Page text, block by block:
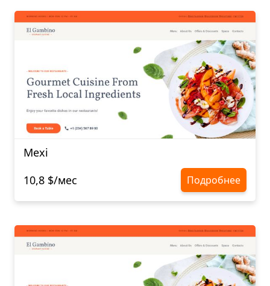
Mexi
10,8 $/мес
Подробнее